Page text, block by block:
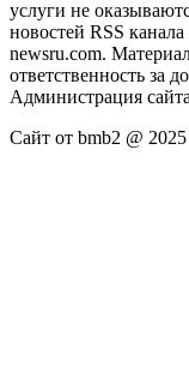
услуги не
новостей RSS
newsru.com.
ответственность за
Администрация
Сайт от bmb2 @ 2025